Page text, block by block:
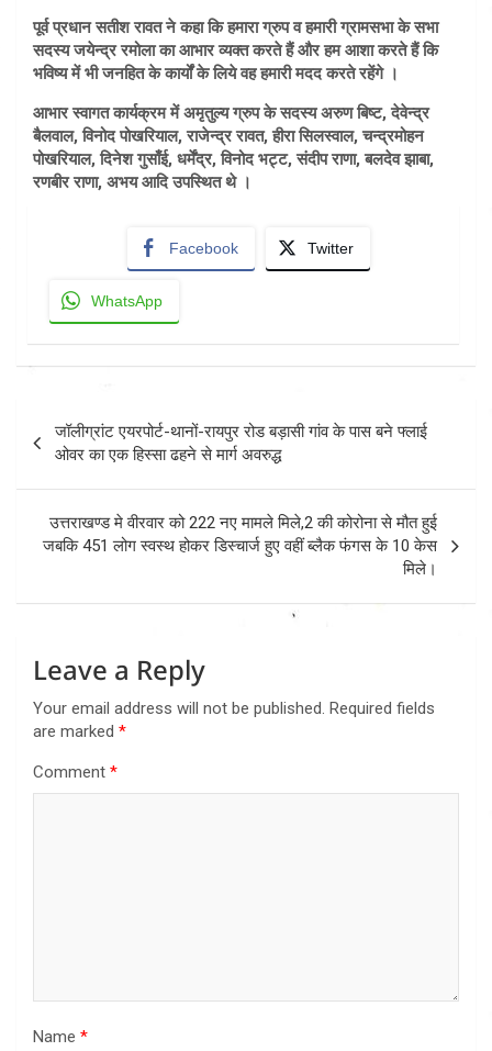
पूर्व प्रधान सतीश रावत ने कहा कि हमारा ग्रुप व हमारी ग्रामसभा के सभा
सदस्य जयेन्द्र रमोला का आभार व्यक्त करते हैं और हम आशा करते हैं कि
भविष्य में भी जनहित के कार्यों के लिये वह हमारी मदद करते रहेंगे ।
आभार स्वागत कार्यक्रम में अमृतुल्य ग्रुप के सदस्य अरुण बिष्ट, देवेन्द्र
बैलवाल, विनोद पोखरियाल, राजेन्द्र रावत, हीरा सिलस्वाल, चन्द्रमोहन
पोखरियाल, दिनेश गुसाँई, धर्मेंद्र, विनोद भट्ट, संदीप राणा, बलदेव झाबा,
रणबीर राणा, अभय आदि उपस्थित थे ।
Facebook Twitter
WhatsApp
Post
navigation
जॉलीग्रांट एयरपोर्ट-थानों-रायपुर रोड बड़ासी गांव के पास बने फ्लाई
ओवर का एक हिस्सा ढहने से मार्ग अवरुद्ध
उत्तराखण्ड मे वीरवार को 222 नए मामले मिले,2 की कोरोना से मौत हुई
जबकि 451 लोग स्वस्थ होकर डिस्चार्ज हुए वहीं ब्लैक फंगस के 10 केस
मिले।
Leave a Reply
Your email address will not be published. Required fields
are marked *
Comment *
Name *